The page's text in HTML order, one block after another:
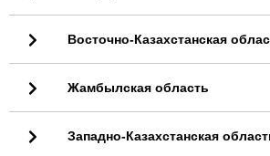
Восточно-Казахстанская
Жамбылская область
Западно-Казахстанская